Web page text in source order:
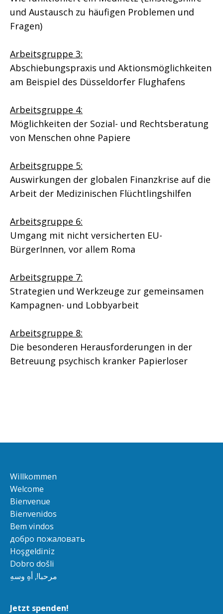
und Austausch zu häufigen Problemen und
Fragen)
Arbeitsgruppe 3:
Abschiebungspraxis und Aktionsmöglichkeiten
am Beispiel des Düsseldorfer Flughafens
Arbeitsgruppe 4:
Möglichkeiten der Sozial- und Rechtsberatung
von Menschen ohne Papiere
Arbeitsgruppe 5:
Auswirkungen der globalen Finanzkrise auf die
Arbeit der Medizinischen Flüchtlingshilfen
Arbeitsgruppe 6:
Umgang mit nicht versicherten EU-
BürgerInnen, vor allem Roma
Arbeitsgruppe 7:
Strategien und Werkzeuge zur gemeinsamen
Kampagnen- und Lobbyarbeit
Arbeitsgruppe 8:
Die besonderen Herausforderungen in der
Betreuung psychisch kranker Papierloser
Willkommen
Welcome
Bienvenue
Bienvenidos
Bem vindos
добро пожаловать
Hoşgeldiniz
Dobro došli
مرحبا!, أهِ وسهِ
Jetzt spenden!